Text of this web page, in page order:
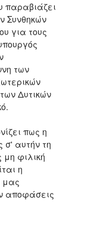
παραβιάζει
Συνθηκών
για τους
των
Δυτικών
πως η
αυτήν τη
φιλική
η
μας
αποφάσεις